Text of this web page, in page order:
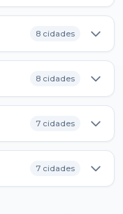
8 cidades
8 cidades
7 cidades
7 cidades